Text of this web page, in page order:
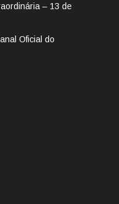
– 13 de
Oficial do